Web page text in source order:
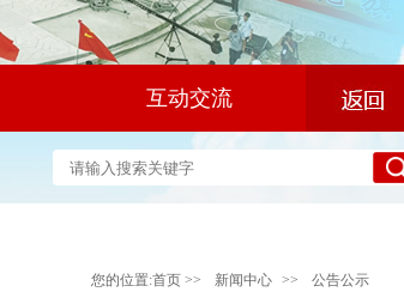
互动交流
您的位置:首页 >> 新闻中心 >> 公告公示